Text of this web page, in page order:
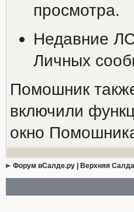
просмотра.
Недавние
Личных
Помошник
включили
окно
Форум вСалде.ру | Верхняя